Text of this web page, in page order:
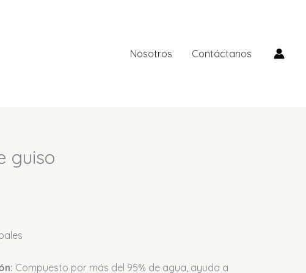
Nosotros Contáctanos
guiso
Compuesto por más del 95% de agua, ayuda a